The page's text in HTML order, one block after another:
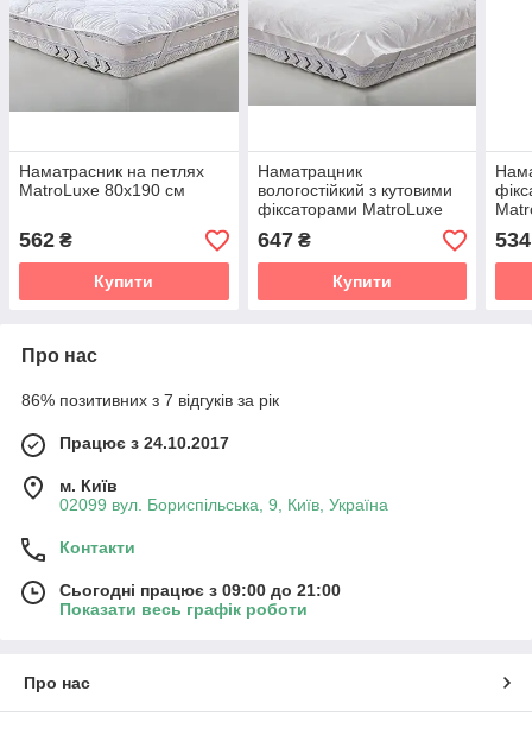
Наматрасник на петлях
MatroLuxe 80х190 см
562 ₴
Купити
Наматрацник
вологостійкий з кутовими
фіксаторами MatroLuxe
80х190 см
647₴
Купити
534
Про нас
86% позитивних з 7 відгуків за рік
Працює з 24.10.2017
м. Київ
02099 вул. Бориспільська, 9, Київ, Україна
Контакти
Сьогодні працює з 09:00 до 21:00
Показати весь графік роботи
Про нас